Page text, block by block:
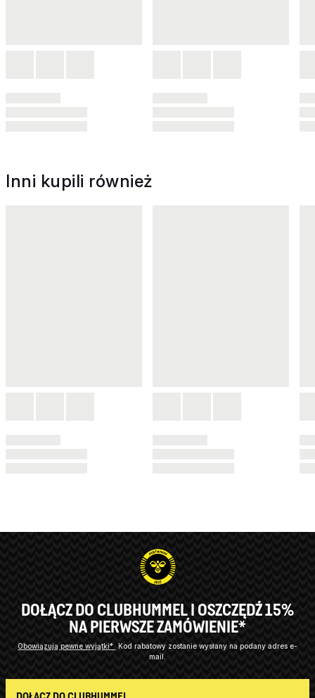
Inni kupili również
DOŁĄCZ DO CLUBHUMMEL I OSZCZĘDŹ 15%
NA PIERWSZE ZAMÓWIENIE*
Obowiązują pewne wyjątki*
Kod rabatowy zostanie wysłany na podany adres e-
mail.